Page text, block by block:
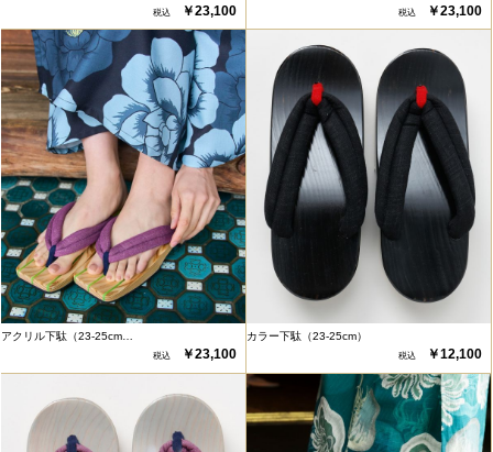
￥23,100 ￥23,100
アクリル下駄（23-25cm…
￥23,100
カラー下駄（23-25cm）
￥12,100